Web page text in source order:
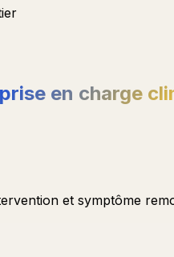
prise en charge
et symptôme